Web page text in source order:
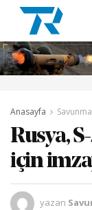
Anasayfa
Rusya,
için
yazan